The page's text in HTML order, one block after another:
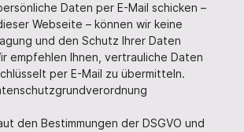
Daten per E-Mail schicken –
Webseite – können wir keine
und den Schutz Ihrer Daten
empfehlen Ihnen, vertrauliche Daten
per E-Mail zu übermitteln.
den Bestimmungen der DSGVO und